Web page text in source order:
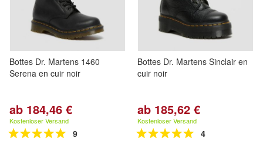
Bottes Dr. Martens 1460
Serena en cuir noir
ab 184,46 €
Kostenloser Versand
9
Bottes Dr. Martens Sinclair en
cuir noir
ab 185,62 €
Kostenloser Versand
4